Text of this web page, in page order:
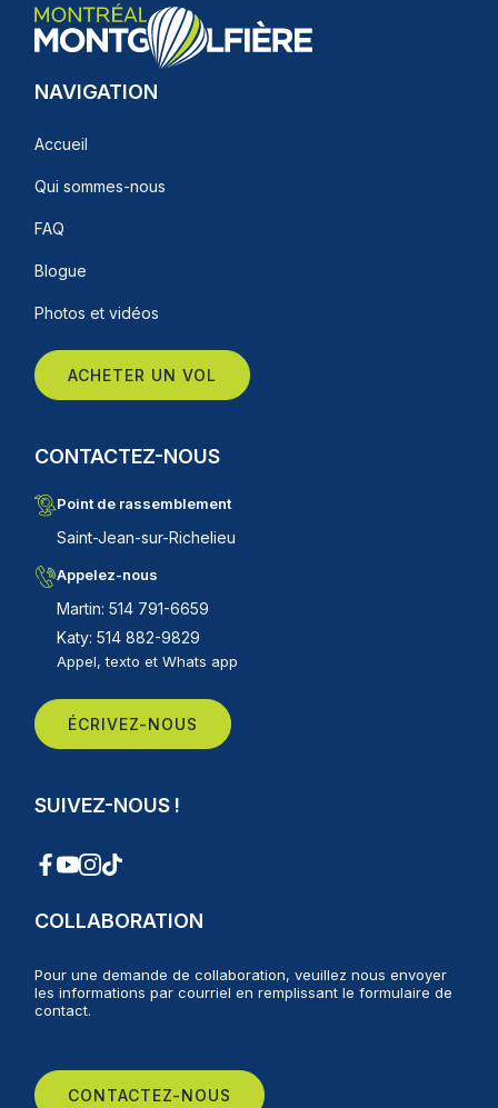
NAVIGATION
Accueil
Qui sommes-nous
FAQ
Blogue
Photos et vidéos
ACHETER UN VOL
CONTACTEZ-NOUS
Point de rassemblement
Saint-Jean-sur-Richelieu
Appelez-nous
Martin: 514 791-6659
Katy: 514 882-9829
Appel, texto et Whats app
ÉCRIVEZ-NOUS
SUIVEZ-NOUS !
COLLABORATION
Pour une demande de collaboration, veuillez nous envoyer
les informations par courriel en remplissant le formulaire de
contact.
CONTACTEZ-NOUS